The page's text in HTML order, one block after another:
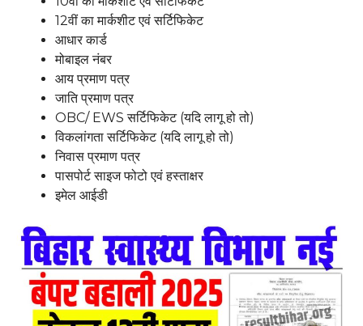
12वीं का मार्कशीट एवं सर्टिफिकेट
आधार कार्ड
मोबाइल नंबर
आय प्रमाण पत्र
जाति प्रमाण पत्र
OBC/ EWS सर्टिफिकेट (यदि लागू हो तो)
विकलांगता सर्टिफिकेट (यदि लागू हो तो)
निवास प्रमाण पत्र
पासपोर्ट साइज फोटो एवं हस्ताक्षर
इमेल आईडी